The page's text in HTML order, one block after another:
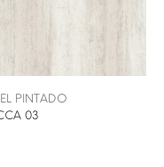
PINTADO
03